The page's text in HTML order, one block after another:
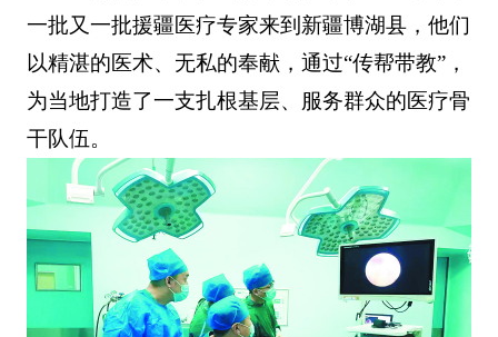
一批又一批援疆医疗专家来到新疆博湖县，他们
以精湛的医术、无私的奉献，通过“传帮带教”，
为当地打造了一支扎根基层、服务群众的医疗骨
干队伍。